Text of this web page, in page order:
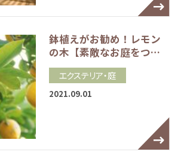
鉢植えがお勧め！レモン
の木【素敵なお庭をつ…
エクステリア・庭
2021.09.01